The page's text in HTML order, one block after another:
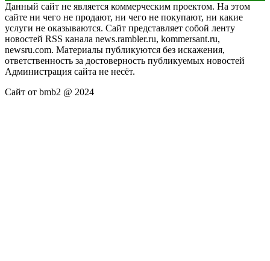
Данный сайт не является коммерческим проектом. На этом
сайте ни чего не продают, ни чего не покупают, ни какие
услуги не оказываются. Сайт представляет собой ленту
новостей RSS канала news.rambler.ru, kommersant.ru,
newsru.com. Материалы публикуются без искажения,
ответственность за достоверность публикуемых новостей
Администрация сайта не несёт.
Сайт от bmb2 @ 2024